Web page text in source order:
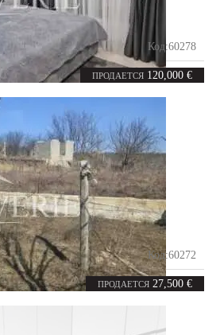
ПРОДАЕТСЯ 120,000 €
Код:60278
2комнаты 72 m²
ПРОДАЕТСЯ 27,500 €
Код:60272
5.38соток